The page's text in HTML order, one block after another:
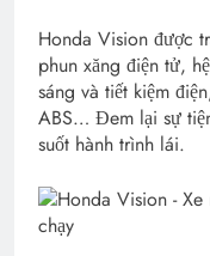
Honda Vision được
phun xăng điện tử,
sáng và tiết kiệm
ABS… Đem lại sự
suốt hành trình lái.